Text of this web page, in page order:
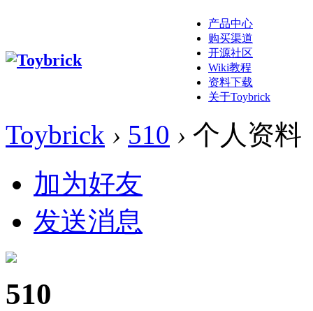
产品中心
购买渠道
开源社区
Wiki教程
资料下载
关于Toybrick
Toybrick › 510 › 个人资料
加为好友
发送消息
510